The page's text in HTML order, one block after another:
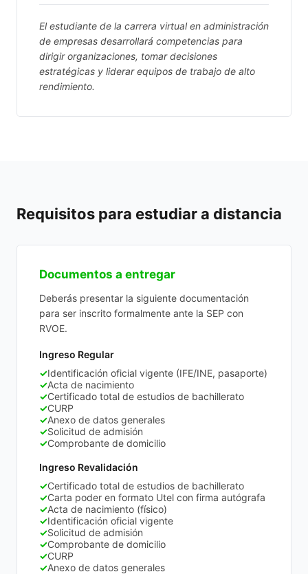
El estudiante de la carrera virtual en administración
de empresas desarrollará competencias para
dirigir organizaciones, tomar decisiones
estratégicas y liderar equipos de trabajo de alto
rendimiento.
Requisitos para estudiar a distancia
Documentos a entregar
Deberás presentar la siguiente documentación
para ser inscrito formalmente ante la SEP con
RVOE.
Ingreso Regular
✓Identificación oficial vigente (IFE/INE, pasaporte)
✓Acta de nacimiento
✓Certificado total de estudios de bachillerato
✓CURP
✓Anexo de datos generales
✓Solicitud de admisión
✓Comprobante de domicilio
Ingreso Revalidación
✓Certificado total de estudios de bachillerato
✓Carta poder en formato Utel con firma autógrafa
✓Acta de nacimiento (físico)
✓Identificación oficial vigente
✓Solicitud de admisión
✓Comprobante de domicilio
✓CURP
✓Anexo de datos generales